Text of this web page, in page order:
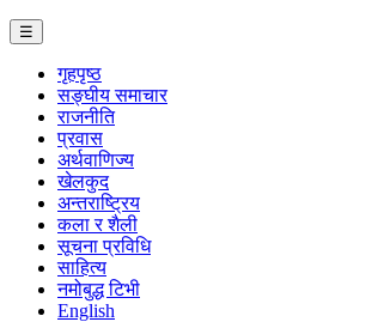
☰
गृहपृष्ठ
सङ्घीय समाचार
राजनीति
प्रवास
अर्थवाणिज्य
खेलकुद
अन्तराष्ट्रिय
कला र शैली
सूचना प्रविधि
साहित्य
नमोबुद्ध टिभी
English